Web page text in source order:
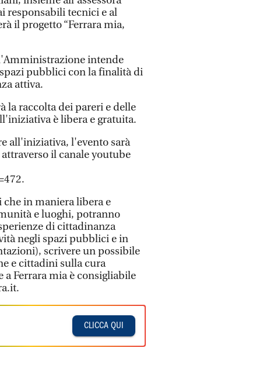
responsabili tecnici e al
il progetto “Ferrara mia,
intende
pubblici con la finalità di
attiva.
la raccolta dei pareri e delle
è libera e gratuita.
all'iniziativa, l'evento sarà
il canale youtube
in maniera libera e
e luoghi, potranno
di cittadinanza
negli spazi pubblici e in
scrivere un possibile
e cittadini sulla cura
Ferrara mia è consigliabile
CLICCA QUI